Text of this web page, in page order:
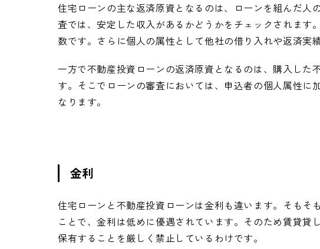
住宅ローンの主な返済原資となるのは、ローンを組んだ人
査では、安定した収入があるかどうかをチェックされます
数です。さらに個人の属性として他社の借り入れや返済実
一方で不動産投資ローンの返済原資となるのは、購入した
す。そこでローンの審査においては、申込者の個人属性に
なります。
金利
住宅ローンと不動産投資ローンは金利も違います。そもそ
ことで、金利は低めに優遇されています。そのため賃貸貸
保有することを厳しく禁止しているわけです。